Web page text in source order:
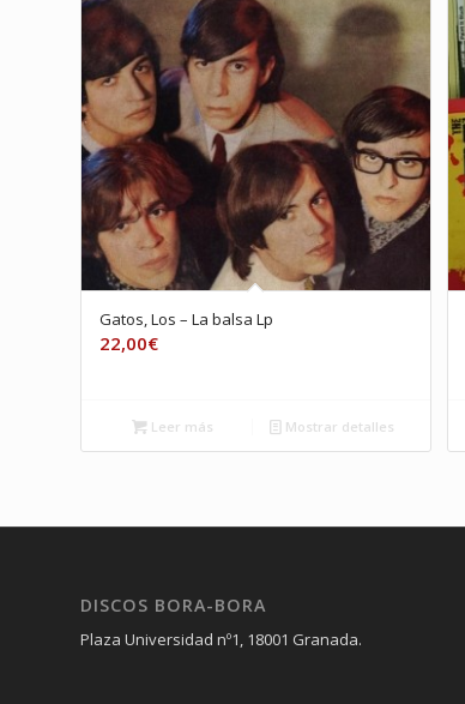
Gatos, Los – La balsa Lp
22,00€
Leer más Mostrar detalles
DISCOS BORA-BORA
Plaza Universidad nº1, 18001 Granada.